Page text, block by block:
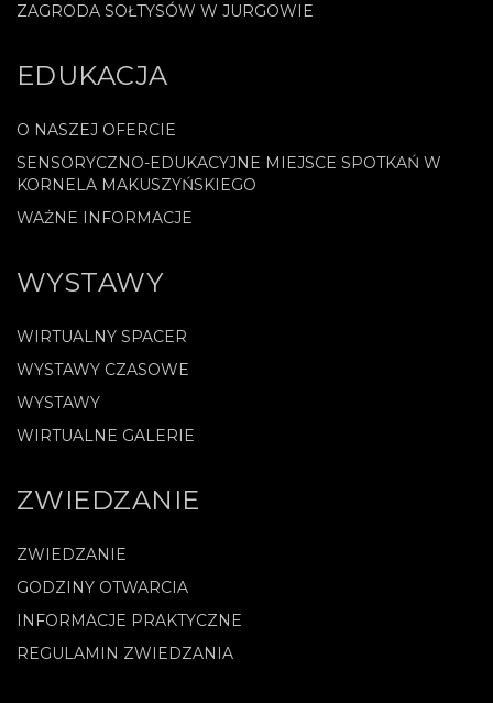
ZAGRODA SOŁTYSÓW W JURGOWIE
EDUKACJA
O NASZEJ OFERCIE
SENSORYCZNO-EDUKACYJNE MIEJSCE SPOTKAŃ W
KORNELA MAKUSZYŃSKIEGO
WAŻNE INFORMACJE
WYSTAWY
WIRTUALNY SPACER
WYSTAWY CZASOWE
WYSTAWY
WIRTUALNE GALERIE
ZWIEDZANIE
ZWIEDZANIE
GODZINY OTWARCIA
INFORMACJE PRAKTYCZNE
REGULAMIN ZWIEDZANIA